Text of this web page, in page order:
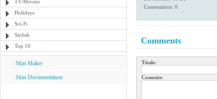
TV/Movies
Holidays
Sci-Fi
Stylish
Top 10
Skin Maker
Skin Documentation
Comentários: 0
Comments
Título:
Comente: